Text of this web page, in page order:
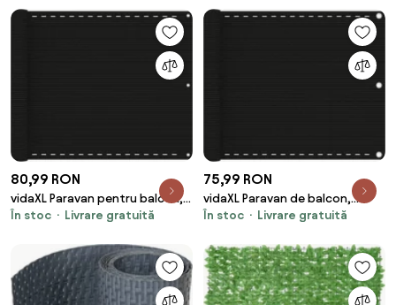
80,99 RON
vidaXL Paravan pentru balcon,
portocaliu, 75x400 cm, HDPE
În stoc Livrare gratuită
75,99 RON
vidaXL Paravan de balcon,
negru, 75x500 cm, HDPE
În stoc Livrare gratuită